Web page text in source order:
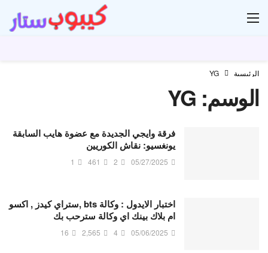
الرئيسية YG
الوسم: YG
فرقة وايجي الجديدة مع عضوة هايب السابقة
يونغسيو: نقاش الكوريين
05/27/2025
2
461
1
اختبار الايدول : وكالة bts ,ستراي كيدز , اكسو
ام بلاك بينك اي وكالة سترحب بك
05/06/2025
4
2,565
16